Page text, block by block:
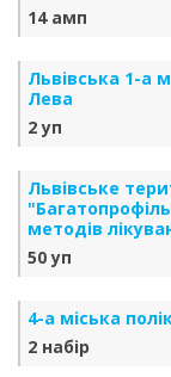
14 амп
Львівська 1-а
Лева
2 уп
Львівське
методів
50 уп
4-а міська
2 набір